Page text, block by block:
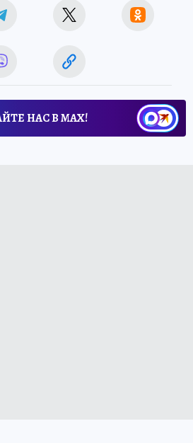
НАС В МАХ!